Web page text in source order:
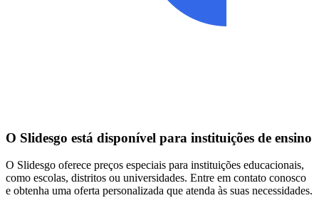
O Slidesgo está disponível para instituições de ensino
O Slidesgo oferece preços especiais para instituições educacionais,
como escolas, distritos ou universidades. Entre em contato conosco
e obtenha uma oferta personalizada que atenda às suas necessidades.